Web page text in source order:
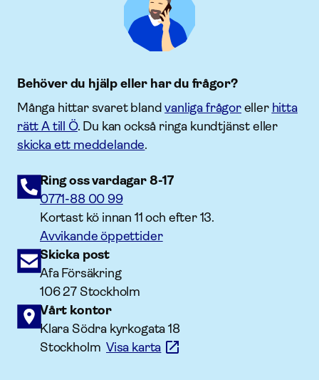
Behöver du hjälp eller har du frågor?
Många hittar svaret blandvanliga frågoreller hitta
rätt A till Ö. Du kan också ringa kundtjänst eller
skicka ett meddelande.
Ring oss vardagar 8-17
0771-88 00 99
Kortast kö innan 11 och efter 13.
Avvikande öppettider
Skicka post
Afa Försäkring
106 27 Stockholm
Vårt kontor
Klara Södra kyrkogata 18
StockholmVisa karta